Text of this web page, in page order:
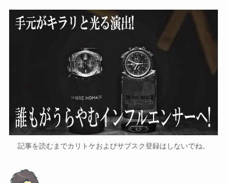
記事を読むまでカリトケおよびサブスク登録はしないでね。